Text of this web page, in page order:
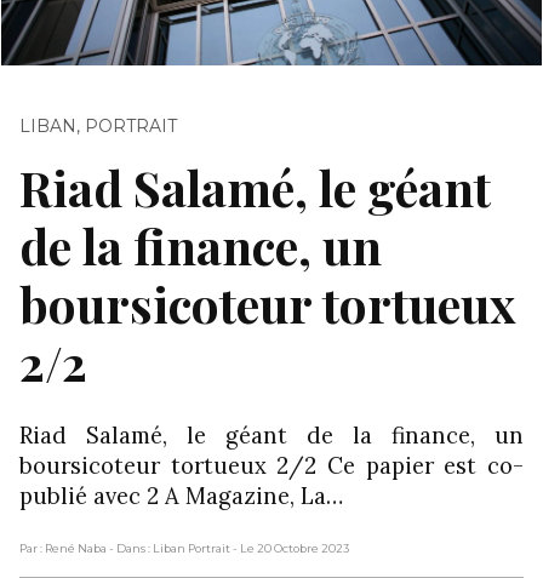
LIBAN, PORTRAIT
Riad Salamé, le géant
de la finance, un
boursicoteur tortueux
2/2
Riad Salamé, le géant de la finance, un
boursicoteur tortueux 2/2 Ce papier est co-
publié avec 2 A Magazine, La…
Par : René Naba - Dans : Liban Portrait- Le 20 Octobre 2023